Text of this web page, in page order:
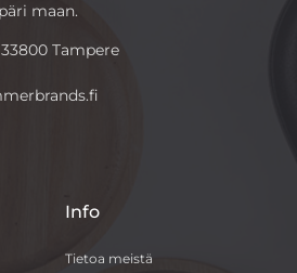
maan.
Tampere
Info
Tietoa meistä